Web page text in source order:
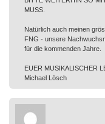
MUSS.
Natürlich auch meinen
FNG - unsere
für die kommenden Jahre.
EUER MUSIKALISCHER
Michael Lösch